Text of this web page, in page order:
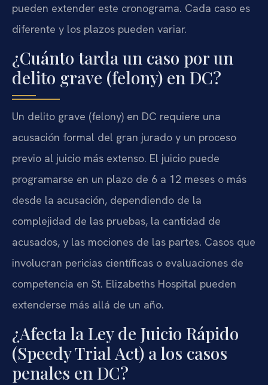
pueden extender este cronograma. Cada caso es
diferente y los plazos pueden variar.
¿Cuánto tarda un caso por un
delito grave (felony) en DC?
Un delito grave (felony) en DC requiere una
acusación formal del gran jurado y un proceso
previo al juicio más extenso. El juicio puede
programarse en un plazo de 6 a 12 meses o más
desde la acusación, dependiendo de la
complejidad de las pruebas, la cantidad de
acusados, y las mociones de las partes. Casos que
involucran pericias científicas o evaluaciones de
competencia en St. Elizabeths Hospital pueden
extenderse más allá de un año.
¿Afecta la Ley de Juicio Rápido
(Speedy Trial Act) a los casos
penales en DC?